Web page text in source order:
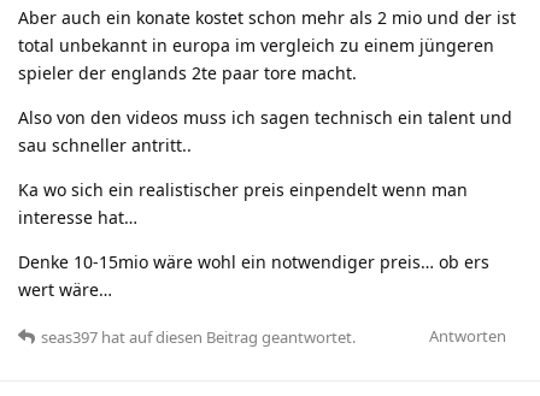
Aber auch ein konate kostet schon mehr als 2 mio und der ist
total unbekannt in europa im vergleich zu einem jüngeren
spieler der englands 2te paar tore macht.
Also von den videos muss ich sagen technisch ein talent und
sau schneller antritt..
Ka wo sich ein realistischer preis einpendelt wenn man
interesse hat…
Denke 10-15mio wäre wohl ein notwendiger preis… ob ers
wert wäre…
Antworten
seas397 hatauf diesen Beitrag geantwortet.